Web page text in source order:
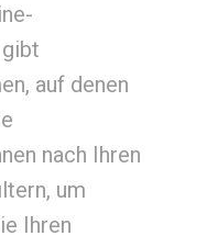
auf denen
nach Ihren
um
Ihren